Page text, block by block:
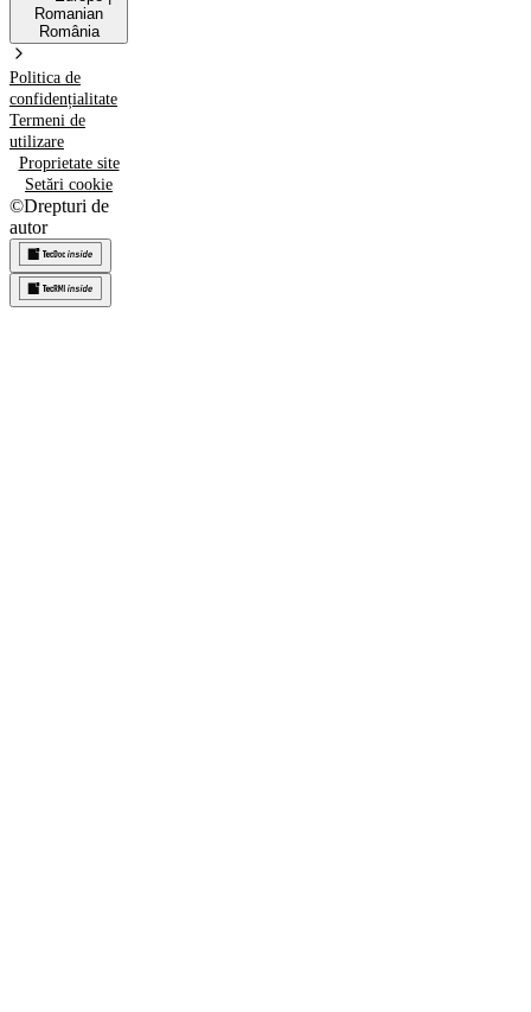
Romanian
România
Politica de
confidențialitate
Termeni de
utilizare
Proprietate site
Setări cookie
©Drepturi de
autor